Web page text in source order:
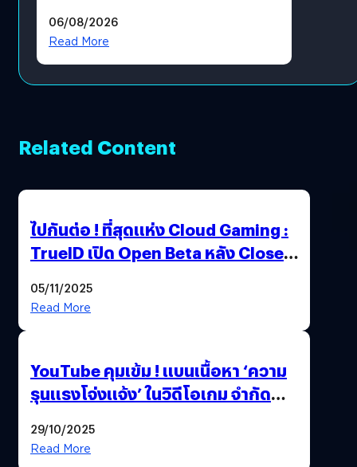
?
06/08/2026
Read More
Related Content
ไปกันต่อ ! ที่สุดแห่ง Cloud Gaming :
TrueID เปิด Open Beta หลัง Close
Thailand Game Show 2025 ทะลุ 15
05/11/2025
Read More
YouTube คุมเข้ม ! แบนเนื้อหา ‘ความ
รุนแรงโจ่งแจ้ง’ ในวิดีโอเกม จำกัด
29/10/2025
Read More